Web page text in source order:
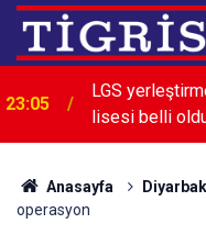
23:05
LGS
lisesi belli
Anasayfa
operasyon